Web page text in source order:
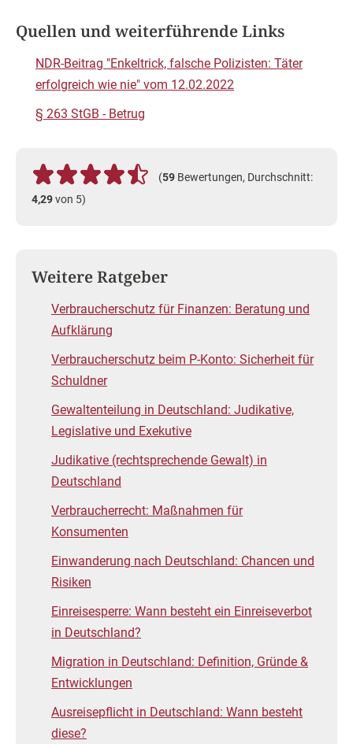
Quellen und weiterführende Links
NDR-Beitrag "Enkeltrick, falsche Polizisten: Täter
erfolgreich wie nie" vom 12.02.2022
§ 263 StGB - Betrug
(59 Bewertungen, Durchschnitt:
4,29von 5)
Weitere Ratgeber
Verbraucherschutz für Finanzen: Beratung und
Aufklärung
Verbraucherschutz beim P-Konto: Sicherheit für
Schuldner
Gewaltenteilung in Deutschland: Judikative,
Legislative und Exekutive
Judikative (rechtsprechende Gewalt) in
Deutschland
Verbraucherrecht: Maßnahmen für
Konsumenten
Einwanderung nach Deutschland: Chancen und
Risiken
Einreisesperre: Wann besteht ein Einreiseverbot
in Deutschland?
Migration in Deutschland: Definition, Gründe &
Entwicklungen
Ausreisepflicht in Deutschland: Wann besteht
diese?